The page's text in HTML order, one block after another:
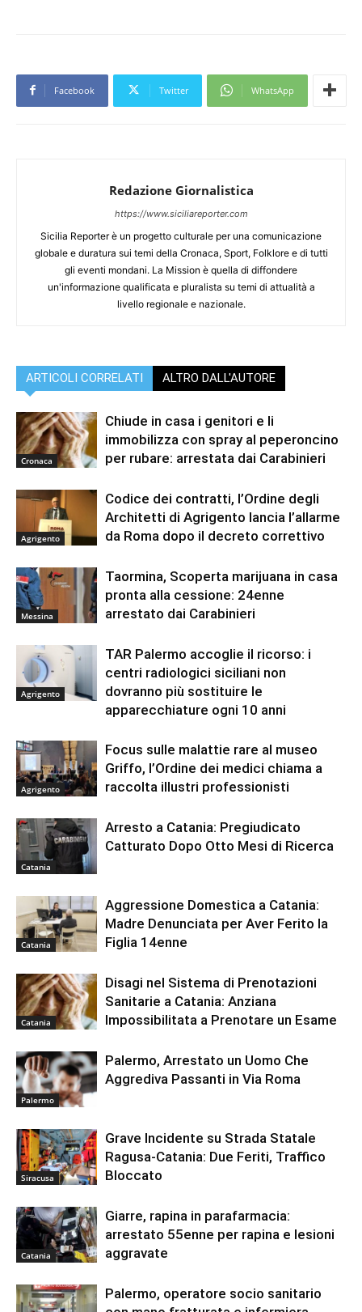
Facebook Twitter WhatsApp
Redazione Giornalistica
https://www.siciliareporter.com
Sicilia Reporter è un progetto culturale per una comunicazione
globale e duratura sui temi della Cronaca, Sport, Folklore e di tutti
gli eventi mondani. La Mission è quella di diffondere
un'informazione qualificata e pluralista su temi di attualità a
livello regionale e nazionale.
ARTICOLI CORRELATI ALTRO DALL'AUTORE
Cronaca
Chiude in casa i genitori e li
immobilizza con spray al peperoncino
per rubare: arrestata dai Carabinieri
Agrigento
Codice dei contratti, l’Ordine degli
Architetti di Agrigento lancia l’allarme
da Roma dopo il decreto correttivo
Messina
Taormina, Scoperta marijuana in casa
pronta alla cessione: 24enne
arrestato dai Carabinieri
Agrigento
TAR Palermo accoglie il ricorso: i
centri radiologici siciliani non
dovranno più sostituire le
apparecchiature ogni 10 anni
Agrigento
Focus sulle malattie rare al museo
Griffo, l’Ordine dei medici chiama a
raccolta illustri professionisti
Catania
Arresto a Catania: Pregiudicato
Catturato Dopo Otto Mesi di Ricerca
Catania
Aggressione Domestica a Catania:
Madre Denunciata per Aver Ferito la
Figlia 14enne
Catania
Disagi nel Sistema di Prenotazioni
Sanitarie a Catania: Anziana
Impossibilitata a Prenotare un Esame
Palermo
Palermo, Arrestato un Uomo Che
Aggrediva Passanti in Via Roma
Siracusa
Grave Incidente su Strada Statale
Ragusa-Catania: Due Feriti, Traffico
Bloccato
Catania
Giarre, rapina in parafarmacia:
arrestato 55enne per rapina e lesioni
aggravate
Palermo, operatore socio sanitario